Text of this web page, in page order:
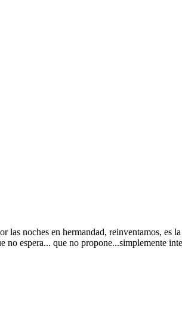
noches en hermandad, reinventamos, es
no espera... que no propone...simplemente